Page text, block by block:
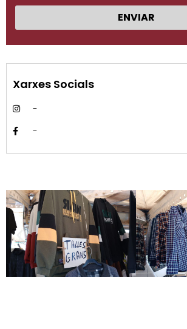
ENVIAR
Xarxes Socials
-
-